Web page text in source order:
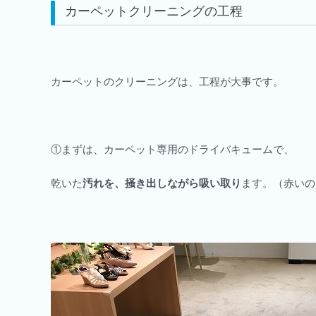
カーペットクリーニングの工程
カーペットのクリーニングは、工程が大事です。
①まずは、カーペット専用のドライバキュームで、
乾いた汚れを、掻き出しながら吸い取り ます。（赤い